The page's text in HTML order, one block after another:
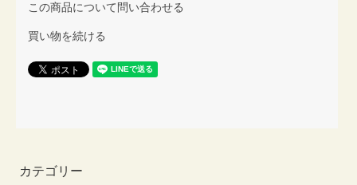
この商品について問い合わせる
買い物を続ける
カテゴリー